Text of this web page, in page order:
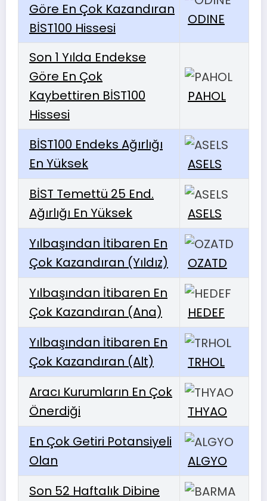
Göre En Çok Kazandıran
BİST100 Hissesi
ODINE
Son 1 Yılda Endekse
Göre En Çok
Kaybettiren BİST100
Hissesi
PAHOL
BİST100 Endeks Ağırlığı
En Yüksek
ASELS
BİST Temettü 25 End.
Ağırlığı En Yüksek
ASELS
Yılbaşından İtibaren En
Çok Kazandıran (Yıldız)
OZATD
Yılbaşından İtibaren En
Çok Kazandıran (Ana)
HEDEF
Yılbaşından İtibaren En
Çok Kazandıran (Alt)
TRHOL
Aracı Kurumların En Çok
Önerdiği
THYAO
En Çok Getiri Potansiyeli
Olan
ALGYO
Son 52 Haftalık Dibine